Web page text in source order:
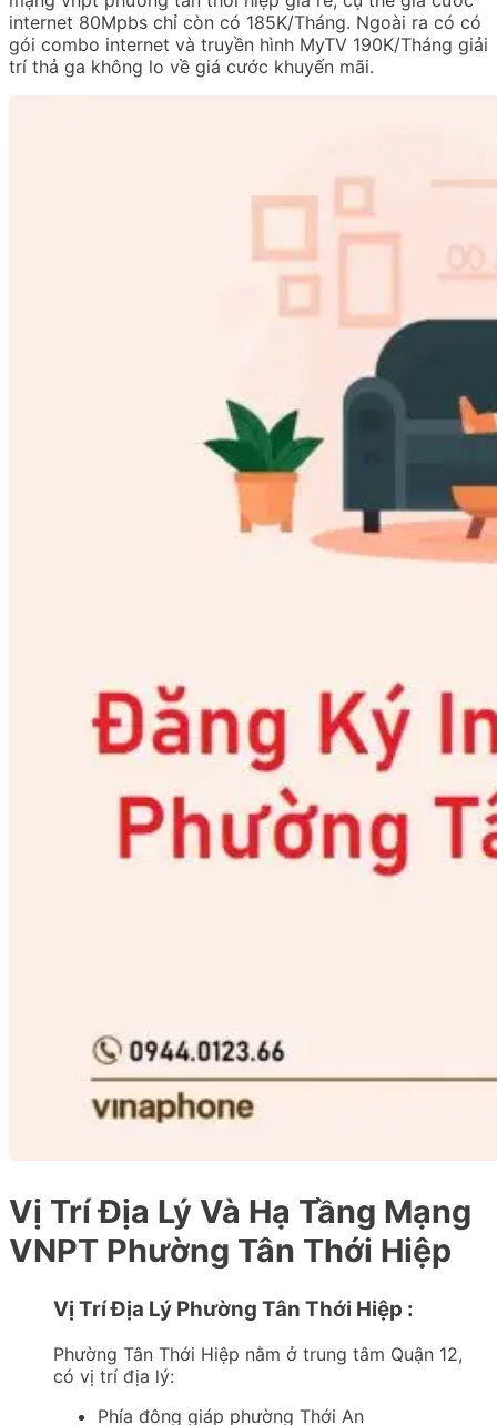
internet 80Mpbs chỉ còn có 185K/Tháng. Ngoài ra có có
gói combo internet và truyền hình MyTV 190K/Tháng giải
trí thả ga không lo về giá cước khuyến mãi.
Vị Trí Địa Lý Và Hạ Tầng Mạng
VNPT Phường Tân Thới Hiệp
Vị Trí Địa Lý Phường Tân Thới Hiệp :
Phường Tân Thới Hiệp nằm ở trung tâm Quận 12,
có vị trí địa lý:
Phía đông giáp phường Thới An